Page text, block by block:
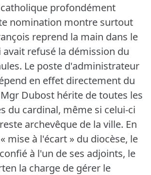
profondément
nomination montre surtout
reprend la main dans le
avait refusé la démission du
Le poste d'administrateur
en effet directement du
Dubost hérite de toutes les
du cardinal, même si celui-ci
archevêque de la ville. En
mise à l'écart » du diocèse, le
à l'un de ses adjoints, le
la charge de gérer le